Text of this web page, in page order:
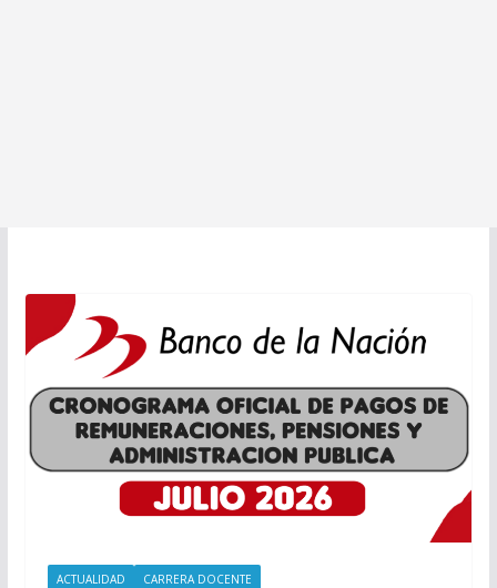
ACTUALIDAD CARRERA DOCENTE